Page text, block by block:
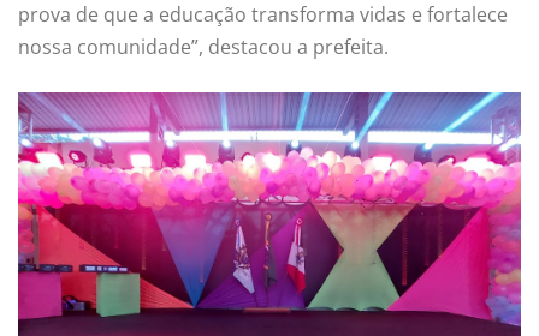
prova de que a educação transforma vidas e fortalece
nossa comunidade”, destacou a prefeita.